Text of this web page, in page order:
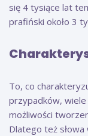
się 4 tysiące lat
prafiński około 3
To, co
przypadków,
możliwości
Dlatego też słowa